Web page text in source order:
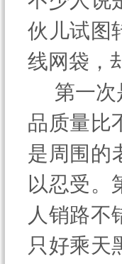
伙儿试图
线网袋，
第一次
品质量比
是周围的
以忍受。
人销路不
只好乘天